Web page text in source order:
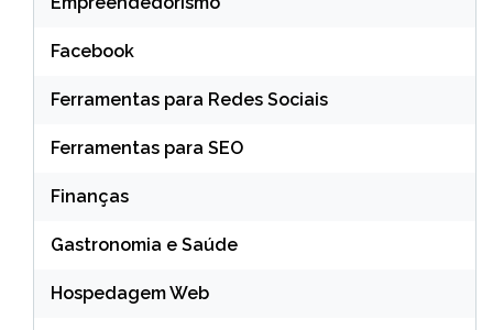
Facebook
Ferramentas para Redes Sociais
Ferramentas para SEO
Finanças
Gastronomia e Saúde
Hospedagem Web